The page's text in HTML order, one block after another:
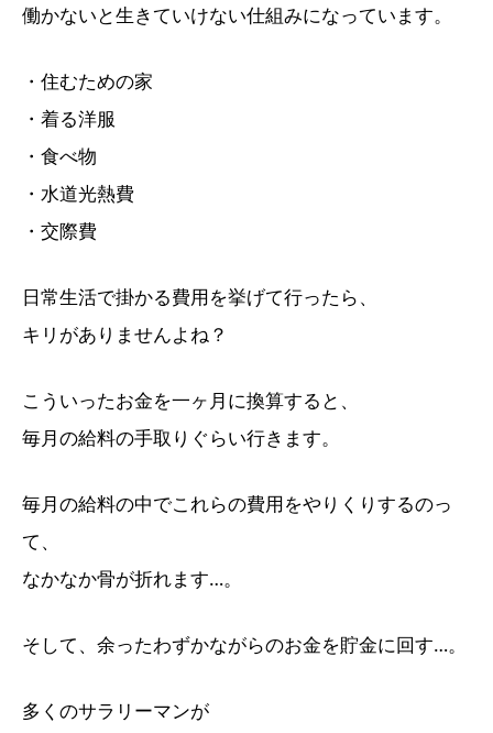
働かないと生きていけない仕組みになっています。
・住むための家
・着る洋服
・食べ物
・水道光熱費
・交際費
日常生活で掛かる費用を挙げて行ったら、
キリがありませんよね？
こういったお金を一ヶ月に換算すると、
毎月の給料の手取りぐらい行きます。
毎月の給料の中でこれらの費用をやりくりするのっ
て、
なかなか骨が折れます…。
そして、余ったわずかながらのお金を貯金に回す…。
多くのサラリーマンが